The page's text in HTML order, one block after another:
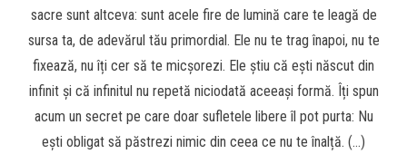
sacre sunt altceva: sunt acele fire de lumină care te leagă de
sursa ta, de adevărul tău primordial. Ele nu te trag înapoi, nu te
fixează, nu îți cer să te micșorezi. Ele știu că ești născut din
infinit și că infinitul nu repetă niciodată aceeași formă. Îți spun
acum un secret pe care doar sufletele libere îl pot purta: Nu
ești obligat să păstrezi nimic din ceea ce nu te înalță. (…)